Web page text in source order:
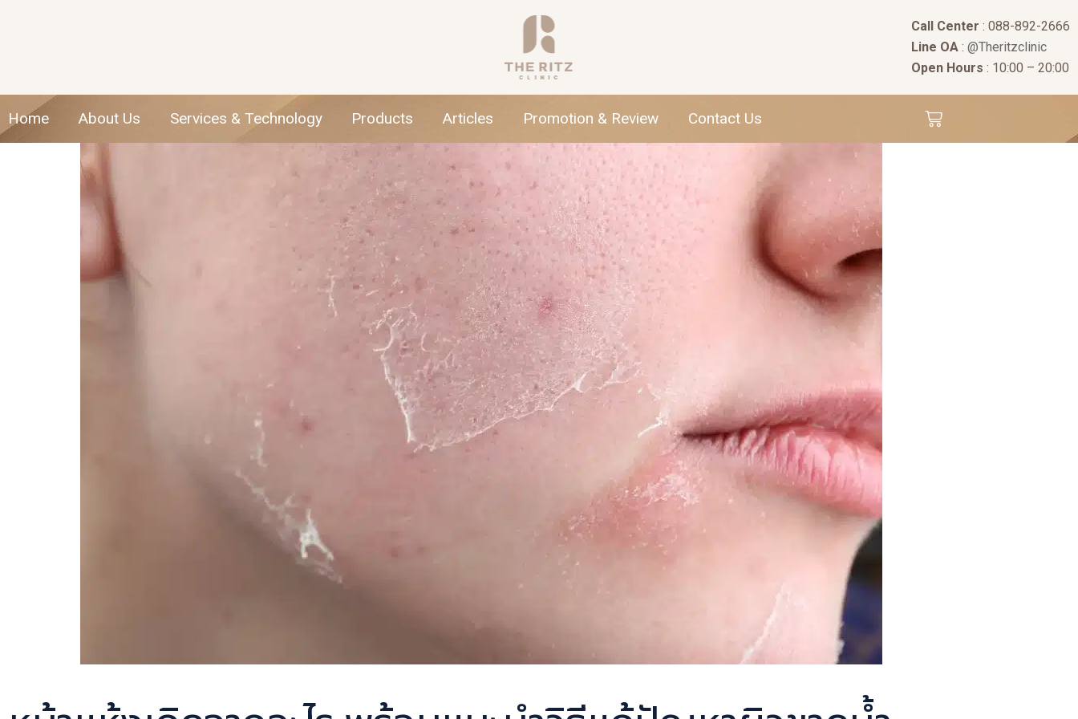
Call Center : 088-892-2666
Line OA: @Theritzclinic
Open Hours : 10:00 – 20:00
Home About Us Services & Technology Products Articles Promotion & Review Contact Us